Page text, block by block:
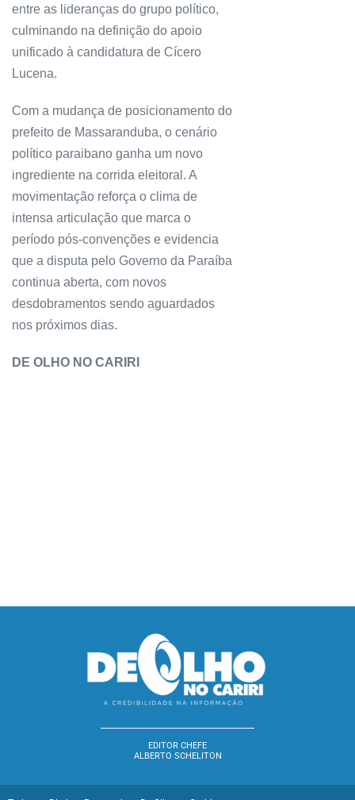
entre as lideranças do grupo político,
culminando na definição do apoio
unificado à candidatura de Cícero
Lucena.
Com a mudança de posicionamento do
prefeito de Massaranduba, o cenário
político paraibano ganha um novo
ingrediente na corrida eleitoral. A
movimentação reforça o clima de
intensa articulação que marca o
período pós-convenções e evidencia
que a disputa pelo Governo da Paraíba
continua aberta, com novos
desdobramentos sendo aguardados
nos próximos dias.
DE OLHO NO CARIRI
EDITOR CHEFE
ALBERTO SCHELITON